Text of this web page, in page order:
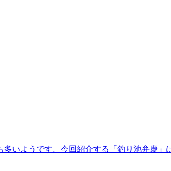
ようです。今回紹介する「釣り池弁慶」